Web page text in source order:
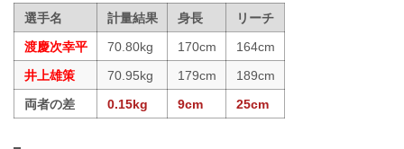
選手名 計量結果 身長
リーチ
渡慶次幸平
70.80kg 170cm
164cm
井上雄策
70.95kg 179cm
189cm
両者の差
0.15kg 9cm 25cm